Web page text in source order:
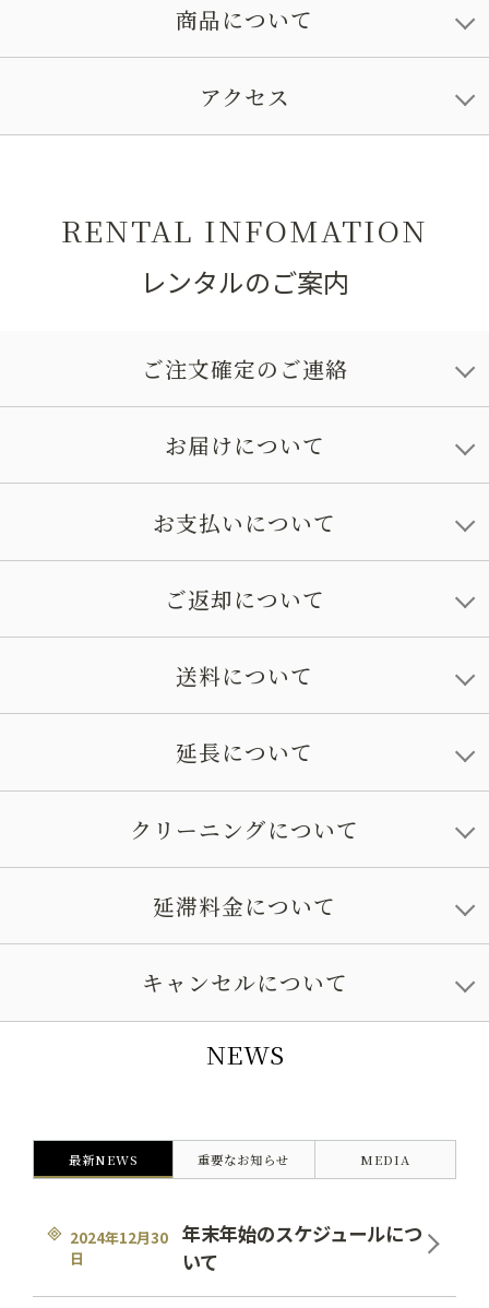
商品について
アクセス
RENTAL INFOMATION
レンタルのご案内
ご注文確定のご連絡
お届けについて
お支払いについて
ご返却について
送料について
延長について
クリーニングについて
延滞料金について
キャンセルについて
NEWS
最新NEWS 重要なお知らせ MEDIA
2024年12月30
日
年末年始のスケジュールにつ
いて